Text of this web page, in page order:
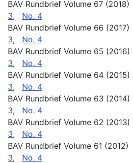
BAV Rundbrief Volume 67 (2018)
3, No. 4
BAV Rundbrief Volume 66 (2017)
3, No. 4
BAV Rundbrief Volume 65 (2016)
3, No. 4
BAV Rundbrief Volume 64 (2015)
3, No. 4
BAV Rundbrief Volume 63 (2014)
3, No. 4
BAV Rundbrief Volume 62 (2013)
3, No. 4
BAV Rundbrief Volume 61 (2012)
3, No. 4